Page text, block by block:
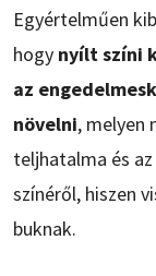
Egyértelműen
hogy nyílt színi
az
növelni, melyen
teljhatalma és
színéről, hiszen
buknak.